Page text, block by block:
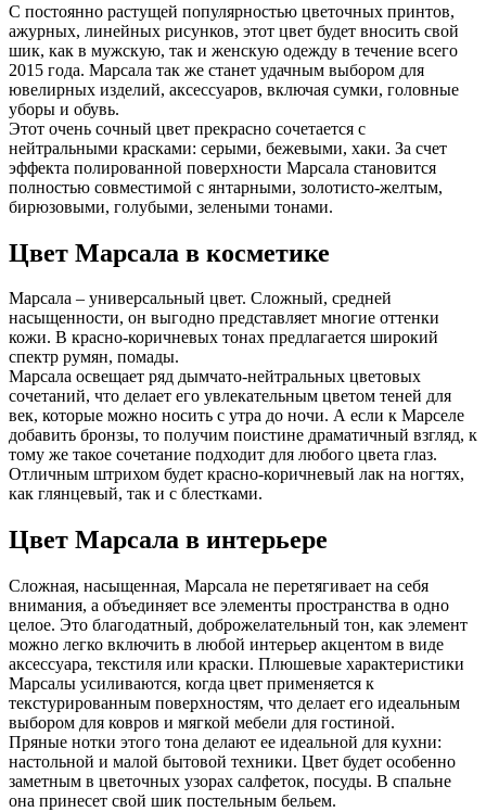
С постоянно растущей популярностью цветочных принтов,
ажурных, линейных рисунков, этот цвет будет вносить свой
шик, как в мужскую, так и женскую одежду в течение всего
2015 года. Марсала так же станет удачным выбором для
ювелирных изделий, аксессуаров, включая сумки, головные
уборы и обувь.
Этот очень сочный цвет прекрасно сочетается с
нейтральными красками: серыми, бежевыми, хаки. За счет
эффекта полированной поверхности Марсала становится
полностью совместимой с янтарными, золотисто-желтым,
бирюзовыми, голубыми, зелеными тонами.
Цвет Марсала в косметике
Марсала – универсальный цвет. Сложный, средней
насыщенности, он выгодно представляет многие оттенки
кожи. В красно-коричневых тонах предлагается широкий
спектр румян, помады.
Марсала освещает ряд дымчато-нейтральных цветовых
сочетаний, что делает его увлекательным цветом теней для
век, которые можно носить с утра до ночи. А если к Марселе
добавить бронзы, то получим поистине драматичный взгляд, к
тому же такое сочетание подходит для любого цвета глаз.
Отличным штрихом будет красно-коричневый лак на ногтях,
как глянцевый, так и с блестками.
Цвет Марсала в интерьере
Сложная, насыщенная, Марсала не перетягивает на себя
внимания, а объединяет все элементы пространства в одно
целое. Это благодатный, доброжелательный тон, как элемент
можно легко включить в любой интерьер акцентом в виде
аксессуара, текстиля или краски. Плюшевые характеристики
Марсалы усиливаются, когда цвет применяется к
текстурированным поверхностям, что делает его идеальным
выбором для ковров и мягкой мебели для гостиной.
Пряные нотки этого тона делают ее идеальной для кухни:
настольной и малой бытовой техники. Цвет будет особенно
заметным в цветочных узорах салфеток, посуды. В спальне
она принесет свой шик постельным бельем.